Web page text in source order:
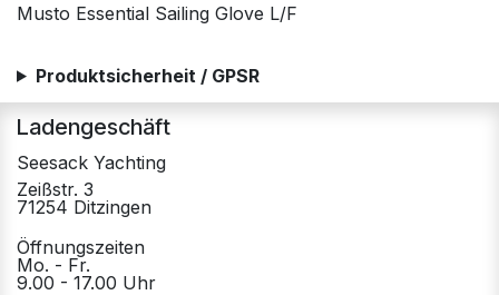
Musto Essential Sailing Glove L/F
Produktsicherheit / GPSR
Ladengeschäft
Seesack Yachting
Zeißstr. 3
71254 Ditzingen
Öffnungszeiten
Mo. - Fr.
9.00 - 17.00 Uhr